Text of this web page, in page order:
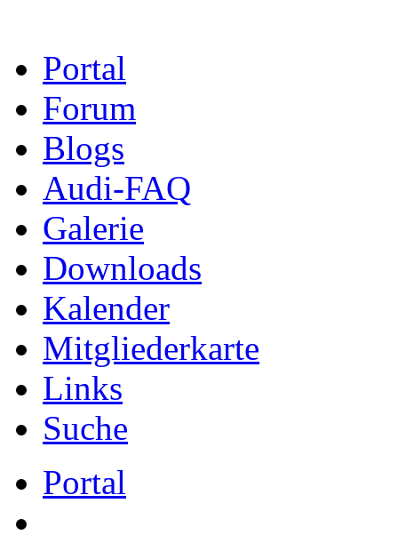
Portal
Forum
Blogs
Audi-FAQ
Galerie
Downloads
Kalender
Mitgliederkarte
Links
Suche
Portal